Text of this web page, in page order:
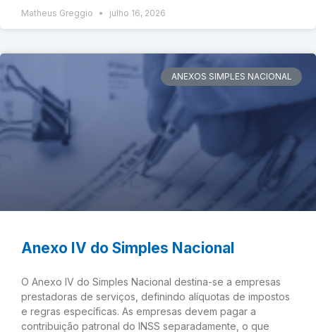
Matheus Greggio julho 16, 2026
ANEXOS SIMPLES NACIONAL
Anexo IV do Simples Nacional
O Anexo IV do Simples Nacional destina-se a empresas
prestadoras de serviços, definindo alíquotas de impostos
e regras específicas. As empresas devem pagar a
contribuição patronal do INSS separadamente, o que